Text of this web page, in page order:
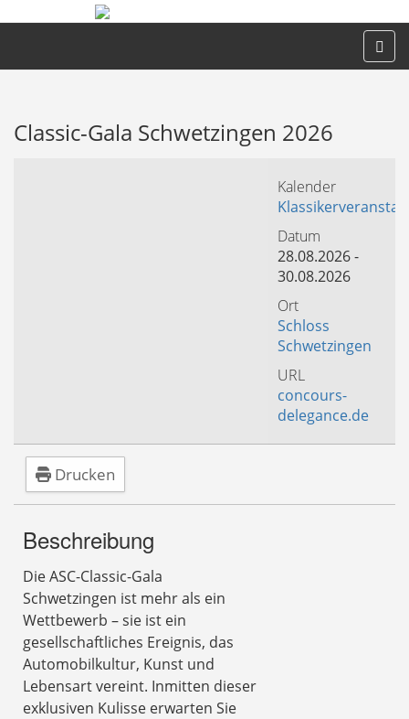
Classic-Gala Schwetzingen 2026
Kalender
Datum
28.08.2026-
30.08.2026
Ort
Schloss
Schwetzingen
URL
concours-
delegance.de
Drucken
Beschreibung
Die ASC-Classic-Gala
Schwetzingen ist mehr als ein
Wettbewerb – sie ist ein
gesellschaftliches Ereignis, das
Automobilkultur, Kunst und
Lebensart vereint. Inmitten dieser
exklusiven Kulisse erwarten Sie